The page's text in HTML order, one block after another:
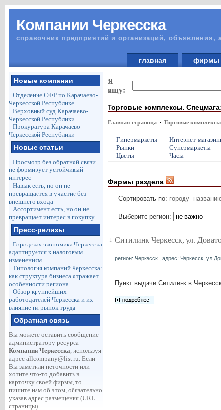
Компании Черкесска
справочник предприятий и организаций, объявления,
главная
Новые компании
Отделение СФР по Карачаево-
Черкесской Республике
Верховный суд Карачаево-
Черкесской Республики
Прокуратура Карачаево-
Черкесской Республики
Новые статьи
Просмотр без обратной связи
не формирует устойчивый
интерес
Навык есть, но он не
превращается в участие без
внешнего входа
Ассортимент есть, но он не
превращает интерес в покупку
Пресс-релизы
Городская экономика Черкесска
адаптируется к налоговым
изменениям
Типология компаний Черкесска:
как структура бизнеса отражает
особенности региона
Обзор крупнейших
работодателей Черкесска и их
влияние на рынок труда
Обратная связь
Вы можете оставить сообщение
администратору ресурса
Компании Черкесска, используя
адрес allcompany@list.ru. Если
Вы заметили неточности или
хотите что-то добавить в
карточку своей фирмы, то
пишите нам об этом, обязательно
указав адрес размещения (URL
страницы).
Я
ищу:
Торговые комплексы.
Главная страница Торговые
Гипермаркеты
Интернет-
Рынки
Супермаркеты
Цветы
Часы
Фирмы раздела
Сортировать по: городу
Выберите регион:
1. Ситилинк Черкесск, ул.
регион: Черкесск , адрес: Черкесск, ул
Пункт выдачи Ситилинк в